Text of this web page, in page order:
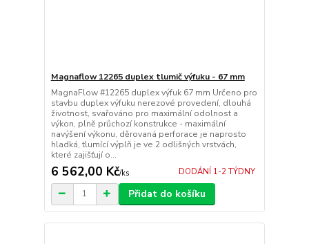
Magnaflow 12265 duplex tlumič výfuku - 67 mm
MagnaFlow #12265 duplex výfuk 67 mm Určeno pro
stavbu duplex výfuku nerezové provedení, dlouhá
životnost, svařováno pro maximální odolnost a
výkon, plně průchozí konstrukce - maximální
navýšení výkonu, děrovaná perforace je naprosto
hladká, tlumící výplň je ve 2 odlišných vrstvách,
které zajišťují o...
6 562,00 Kč/ks DODÁNÍ 1-2 TÝDNY
Přidat do košíku